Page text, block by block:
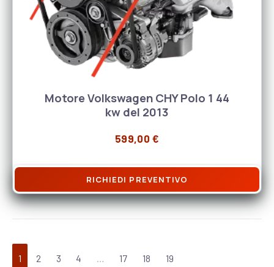
Motore Volkswagen CHY Polo 1 44
kw del 2013
599,00 €
RICHIEDI PREVENTIVO
1 2 3 4 … 17 18 19